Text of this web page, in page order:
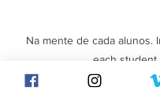
Na mente de cada alunos.
each student.
Entramos agora nesta